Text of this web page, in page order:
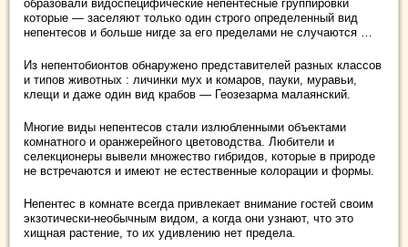
образовали видоспецифические непентесные группировки
которые — заселяют только один строго определенный вид
непентесов и больше нигде за его пределами не случаются …
Из непентобионтов обнаружено представителей разных классов
и типов животных : личинки мух и комаров, пауки, муравьи,
клещи и даже один вид крабов — Геозезарма малаянский.
Многие виды непентесов стали излюбленными объектами
комнатного и оранжерейного цветоводства. Любители и
селекционеры вывели множество гибридов, которые в природе
не встречаются и имеют не естественные колорации и формы.
Непентес в комнате всегда привлекает внимание гостей своим
экзотически-необычным видом, а когда они узнают, что это
хищная растение, то их удивлению нет предела.